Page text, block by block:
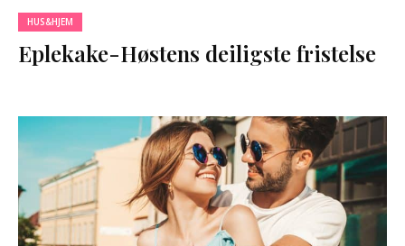
HUS&HJEM
Eplekake-Høstens deiligste fristelse